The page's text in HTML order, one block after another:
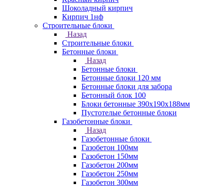
Шоколадный кирпич
Кирпич 1нф
Строительные блоки
Назад
Строительные блоки
Бетонные блоки
Назад
Бетонные блоки
Бетонные блоки 120 мм
Бетонные блоки для забора
Бетонный блок 100
Блоки бетонные 390х190х188мм
Пустотелые бетонные блоки
Газобетонные блоки
Назад
Газобетонные блоки
Газобетон 100мм
Газобетон 150мм
Газобетон 200мм
Газобетон 250мм
Газобетон 300мм